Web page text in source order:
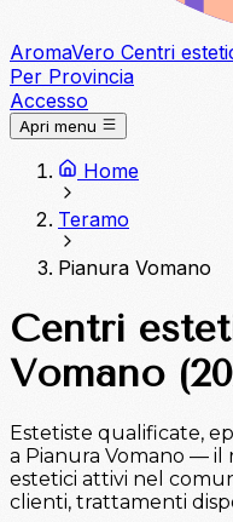
AromaVero Centri
Per Provincia
Accesso
Apri menu
Home
Teramo
Pianura Vomano
Centri
Vomano
Estetiste qualificate,
a Pianura Vomano — il
estetici attivi nel
clienti, trattamenti